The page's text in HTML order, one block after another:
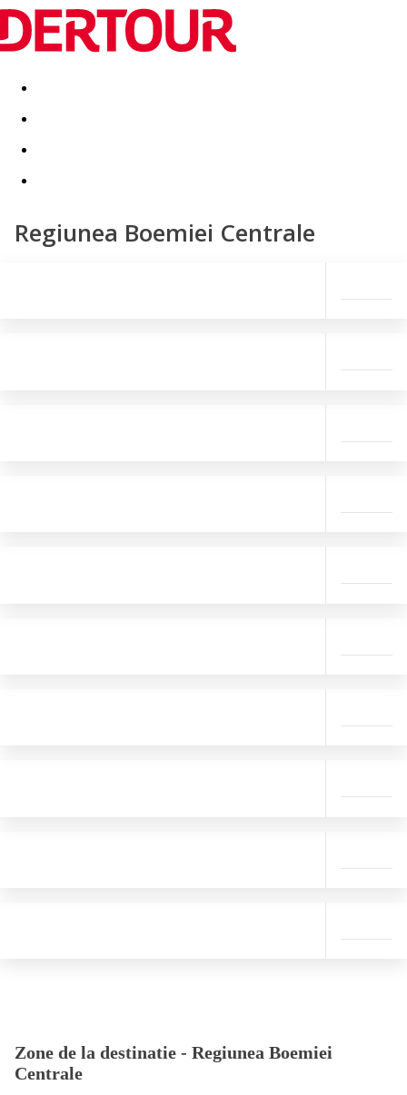
Destinatii Vacanta perfecta OFERTE DE NERATAT
Regiunea Boemiei Centrale
Zone de la destinatie - Regiunea Boemiei
Centrale